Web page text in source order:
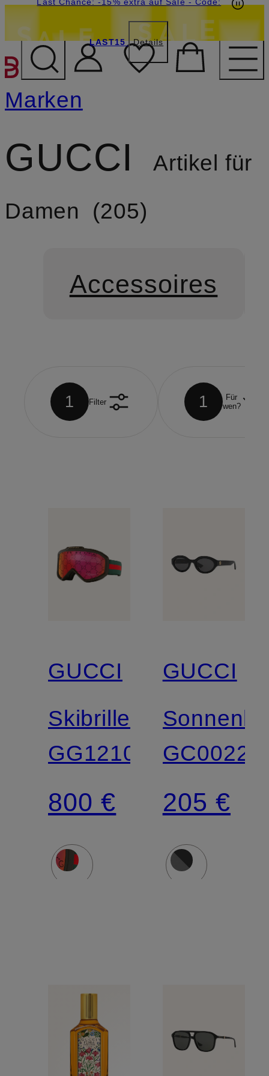
ZUM HAUPTINHALT
LAST15 Details
Marken
GUCCI
Artikel für
Damen
205
Accessoires
1 Filter 1
Für
wen?
GUCCI
Skibrille
GG1210S
800 €
GUCCI
205 €